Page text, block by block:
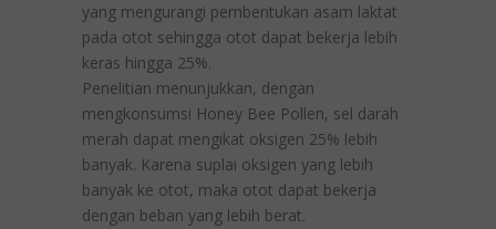
yang mengurangi pembentukan asam laktat
pada otot sehingga otot dapat bekerja lebih
keras hingga 25%.
Penelitian menunjukkan, dengan
mengkonsumsi Honey Bee Pollen, sel darah
merah dapat mengikat oksigen 25% lebih
banyak. Karena suplai oksigen yang lebih
banyak ke otot, maka otot dapat bekerja
dengan beban yang lebih berat.